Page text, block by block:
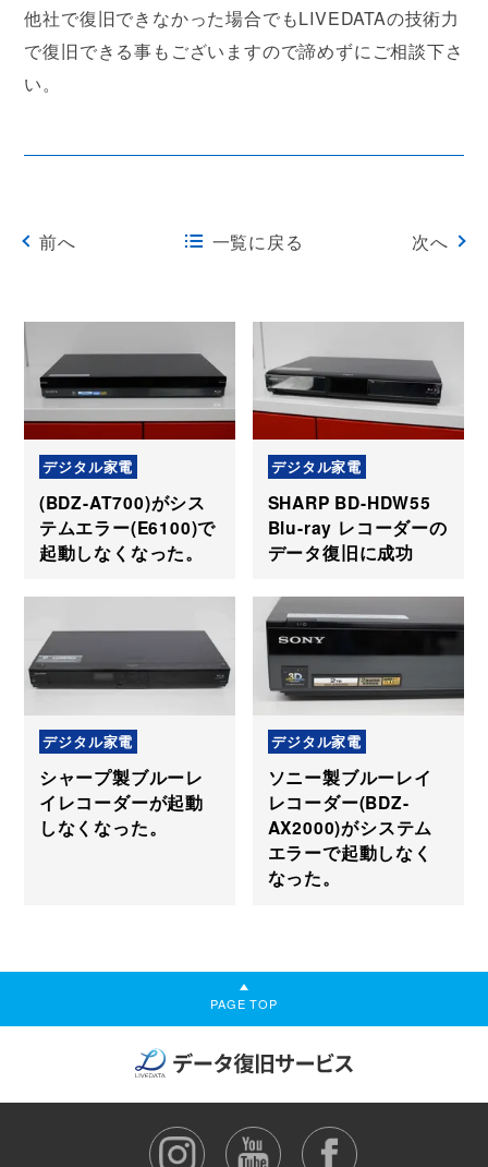
他社で復旧できなかった場合でもLIVEDATAの技術力
で復旧できる事もございますので諦めずにご相談下さ
い。
前へ 一覧に戻る 次へ
デジタル家電
(BDZ-AT700)がシス
テムエラー(E6100)で
起動しなくなった。
デジタル家電
SHARP BD-HDW55
Blu-ray レコーダーの
データ復旧に成功
デジタル家電
シャープ製ブルーレ
イレコーダーが起動
しなくなった。
デジタル家電
ソニー製ブルーレイ
レコーダー(BDZ-
AX2000)がシステム
エラーで起動しなく
なった。
PAGE TOP